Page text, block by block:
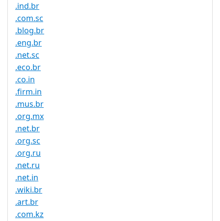
.ind.br
.com.sc
.blog.br
.eng.br
.net.sc
.eco.br
.co.in
.firm.in
.mus.br
.org.mx
.net.br
.org.sc
.org.ru
.net.ru
.net.in
.wiki.br
.art.br
.com.kz